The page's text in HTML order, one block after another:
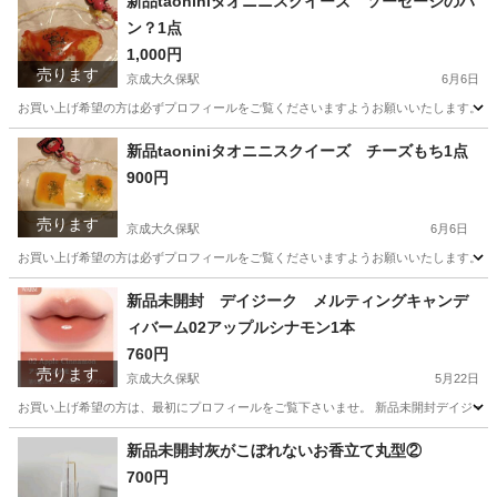
売ります
ン？1点
1,000円
京成大久保駅 6月6日
お買い上げ希望の方は必ずプロフィールをご覧くださいますようお願いいたします
千葉 習志野市 京成大久保駅 おもちゃ ソーセージ
売ります
新品taoniniタオニニスクイーズ チーズもち1点
900円
京成大久保駅 6月6日
お買い上げ希望の方は必ずプロフィールをご覧くださいますようお願いいたします
千葉 習志野市 京成大久保駅 おもちゃ キーホルダー
売ります
新品未開封 デイジーク メルティングキャンデ
ィバーム02アップルシナモン1本
760円
京成大久保駅 5月22日
お買い上げ希望の方は、最初にプロフィールをご覧下さいませ。 新品未開封デイジ
千葉 習志野市 京成大久保駅 メイクアップ シナモン
新品未開封灰がこぼれないお香立て丸型②
700円